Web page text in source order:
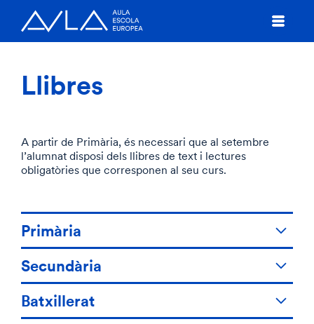
Llibres
A partir de Primària, és necessari que al setembre
l’alumnat disposi dels llibres de text i lectures
obligatòries que corresponen al seu curs.
Primària
Secundària
Batxillerat